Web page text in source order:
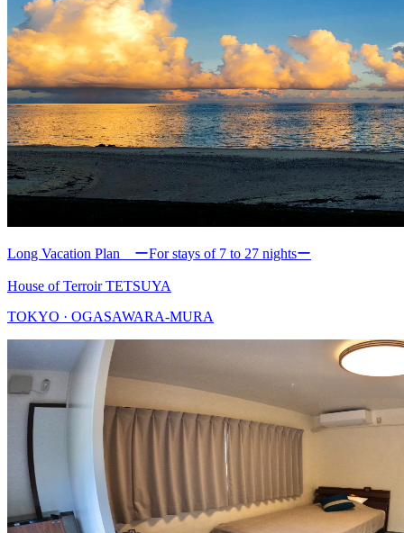
Long Vacation Plan ーFor stays of 7 to 27 nightsー
House of Terroir TETSUYA
TOKYO · OGASAWARA-MURA